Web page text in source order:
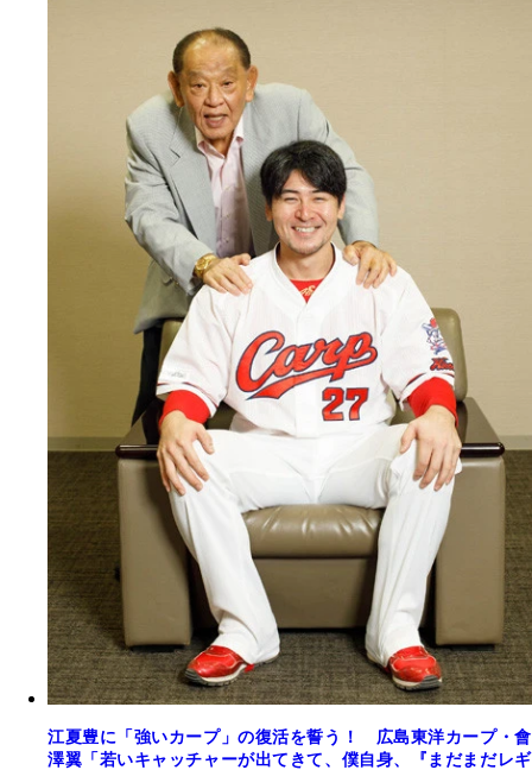
江夏豊に「強いカープ」の復活を誓う！ 広島東洋カープ・會
澤翼「若いキャッチャーが出てきて、僕自身、『まだまだレギ